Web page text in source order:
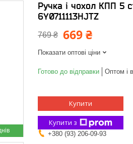
Ручка і чохол КПП 5
6Y0711113HJTZ
769 ₴ 669 ₴
Показати оптові ціни
Готово до відправки Оптом і
Купити
Купити з
+380 (93) 206-09-93